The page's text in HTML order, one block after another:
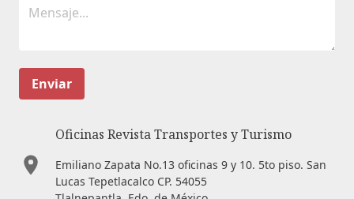
Enviar
Oficinas Revista Transportes y Turismo
Emiliano Zapata No.13 oficinas 9 y 10. 5to piso. San
Lucas Tepetlacalco CP. 54055